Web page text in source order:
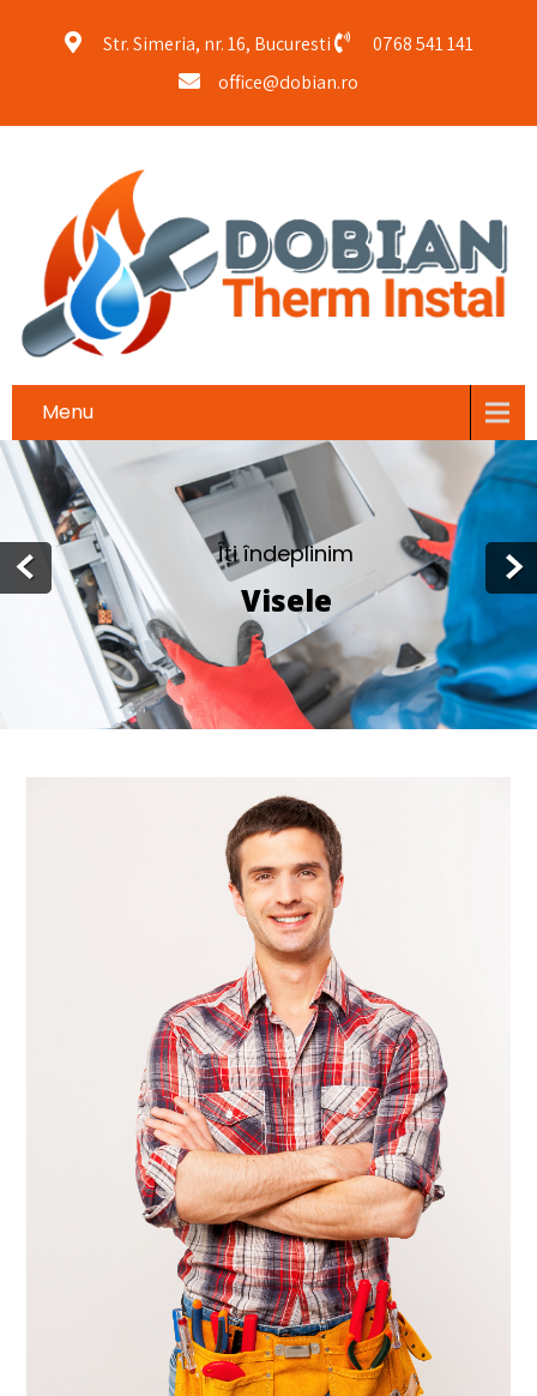
Str. Simeria, nr. 16, Bucuresti
0768 541 141
office@dobian.ro
Menu
Îți îndeplinim
Visele